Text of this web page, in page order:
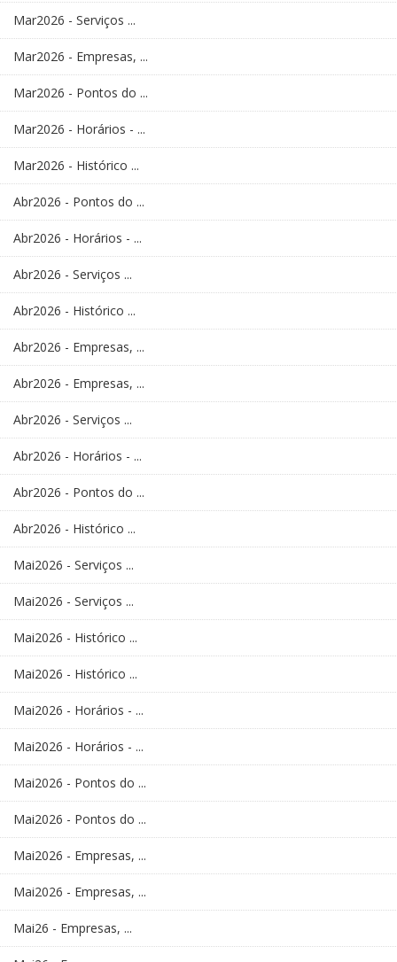
Mar2026 - Serviços ...
Mar2026 - Empresas, ...
Mar2026 - Pontos do ...
Mar2026 - Horários - ...
Mar2026 - Histórico ...
Abr2026 - Pontos do ...
Abr2026 - Horários - ...
Abr2026 - Serviços ...
Abr2026 - Histórico ...
Abr2026 - Empresas, ...
Abr2026 - Empresas, ...
Abr2026 - Serviços ...
Abr2026 - Horários - ...
Abr2026 - Pontos do ...
Abr2026 - Histórico ...
Mai2026 - Serviços ...
Mai2026 - Serviços ...
Mai2026 - Histórico ...
Mai2026 - Histórico ...
Mai2026 - Horários - ...
Mai2026 - Horários - ...
Mai2026 - Pontos do ...
Mai2026 - Pontos do ...
Mai2026 - Empresas, ...
Mai2026 - Empresas, ...
Mai26 - Empresas, ...